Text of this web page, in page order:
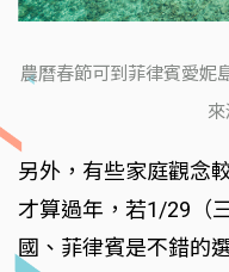
農曆春節可到菲律賓愛妮
來
另外，有些家庭觀念
才算過年，若1/29（
國、菲律賓是不錯的